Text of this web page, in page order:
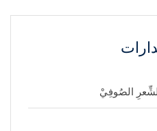
الصُوفِيْ